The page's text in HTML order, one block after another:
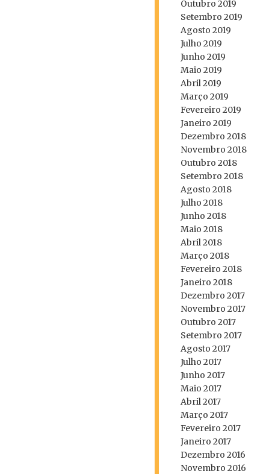
Outubro 2019
Setembro 2019
Agosto 2019
Julho 2019
Junho 2019
Maio 2019
Abril 2019
Março 2019
Fevereiro 2019
Janeiro 2019
Dezembro 2018
Novembro 2018
Outubro 2018
Setembro 2018
Agosto 2018
Julho 2018
Junho 2018
Maio 2018
Abril 2018
Março 2018
Fevereiro 2018
Janeiro 2018
Dezembro 2017
Novembro 2017
Outubro 2017
Setembro 2017
Agosto 2017
Julho 2017
Junho 2017
Maio 2017
Abril 2017
Março 2017
Fevereiro 2017
Janeiro 2017
Dezembro 2016
Novembro 2016